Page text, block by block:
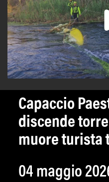
Capaccio
discende
muore turista
04 maggio